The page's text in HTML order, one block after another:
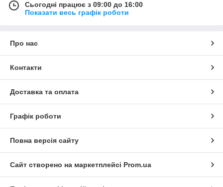
Сьогодні працює з 09:00 до 16:00
Показати весь графік роботи
Про нас
Контакти
Доставка та оплата
Графік роботи
Повна версія сайту
Сайт створено на маркетплейсі Prom.ua